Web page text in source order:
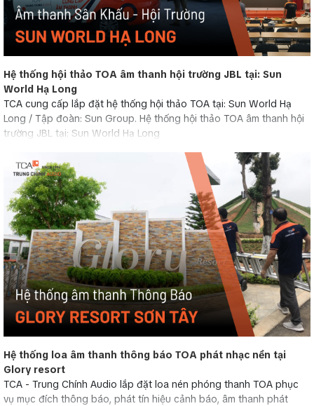
Hệ thống hội thảo TOA âm thanh hội trường JBL tại: Sun
World Hạ Long
TCA cung cấp lắp đặt hệ thống hội thảo TOA tại: Sun World Hạ
Long / Tập đoàn: Sun Group. Hệ thống hội thảo TOA âm thanh hội
trường JBL tại: Sun World Hạ Long
Hệ thống loa âm thanh thông báo TOA phát nhạc nền tại
Glory resort
TCA - Trung Chính Audio lắp đặt loa nén phóng thanh TOA phục
vụ mục đích thông báo, phát tín hiệu cảnh báo, âm thanh phát